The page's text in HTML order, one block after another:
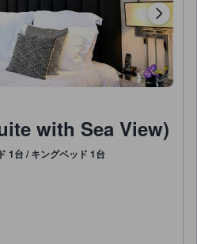
with Sea View)
1台 / キングベッド 1台